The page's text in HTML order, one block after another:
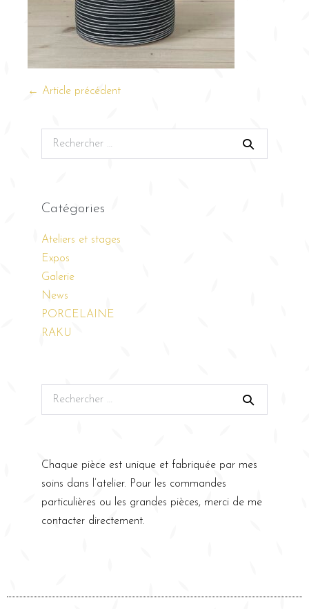
← Article précédent
Catégories
Ateliers et stages
Expos
Galerie
News
PORCELAINE
RAKU
Chaque pièce est unique et fabriquée par mes
soins dans l’atelier. Pour les commandes
particulières ou les grandes pièces, merci de me
contacter directement.